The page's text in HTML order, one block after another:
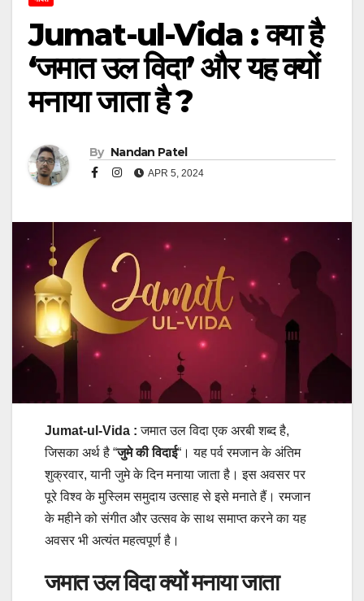
Jumat-ul-Vida : क्या है
‘जमात उल विदा’ और यह क्यों
मनाया जाता है ?
By Nandan Patel
APR 5, 2024
Jumat-ul-Vida : जमात उल विदा एक अरबी शब्द है,
जिसका अर्थ है “जुमे की विदाई“। यह पर्व रमजान के अंतिम
शुक्रवार, यानी जुमे के दिन मनाया जाता है। इस अवसर पर
पूरे विश्व के मुस्लिम समुदाय उत्साह से इसे मनाते हैं। रमजान
के महीने को संगीत और उत्सव के साथ समाप्त करने का यह
अवसर भी अत्यंत महत्वपूर्ण है।
जमात उल विदा क्यों मनाया जाता